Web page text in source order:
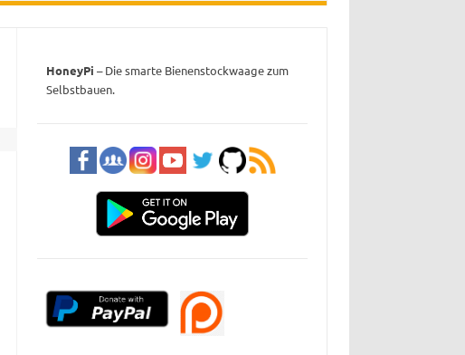
HoneyPi – Die smarte Bienenstockwaage zum
Selbstbauen.